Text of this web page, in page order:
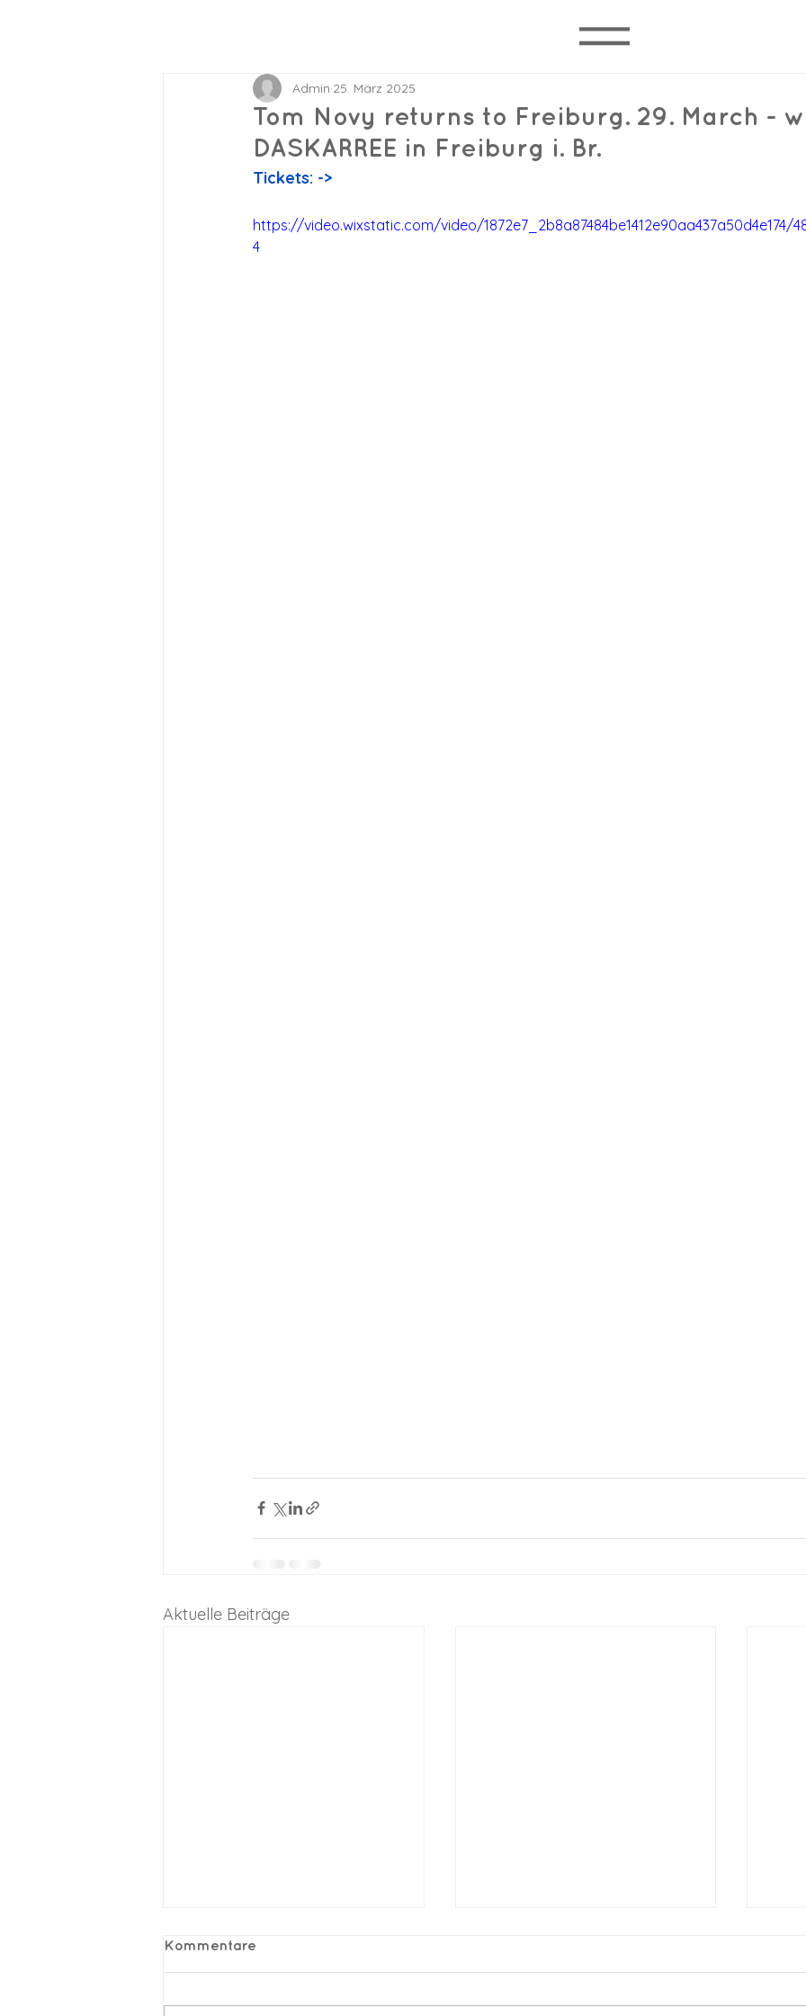
Tom Novy returns to Freiburg. 29. March -
DASKARREE in Freiburg i. Br.
Admin 25. März 2025
Tickets: ->
https://video.wixstatic.com/video/1872e7_2b8a87484be1412e90aa437a50d4e174/
4
Aktuelle Beiträge
Kommentare